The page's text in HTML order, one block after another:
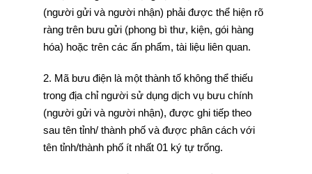
(người gửi và người nhận) phải được thể hiện rõ
ràng trên bưu gửi (phong bì thư, kiện, gói hàng
hóa) hoặc trên các ấn phẩm, tài liệu liên quan.
2. Mã bưu điện là một thành tố không thể thiếu
trong địa chỉ người sử dụng dịch vụ bưu chính
(người gửi và người nhận), được ghi tiếp theo
sau tên tỉnh/ thành phố và được phân cách với
tên tỉnh/thành phố ít nhất 01 ký tự trống.